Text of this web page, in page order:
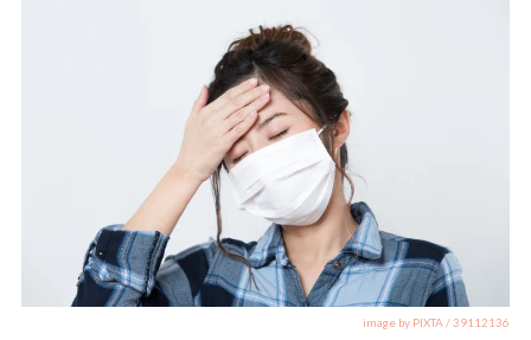
image by PIXTA / 39112136